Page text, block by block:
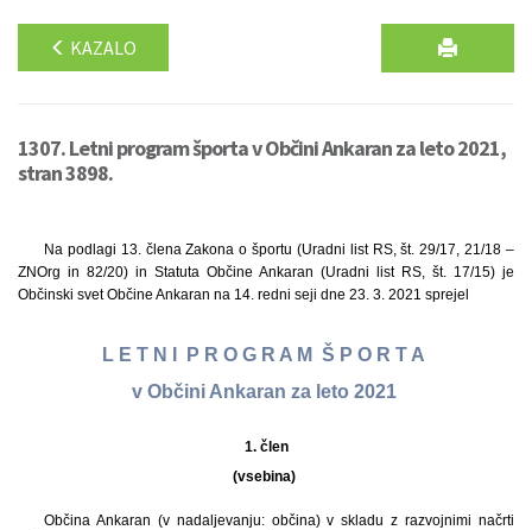
KAZALO
1307. Letni program športa v Občini Ankaran za leto 2021,
stran 3898.
Na podlagi 13. člena Zakona o športu (Uradni list RS, št. 29/17, 21/18 –
ZNOrg in 82/20) in Statuta Občine Ankaran (Uradni list RS, št. 17/15) je
Občinski svet Občine Ankaran na 14. redni seji dne 23. 3. 2021 sprejel
L E T N I P R O G R A M Š P O R T A
v Občini Ankaran za leto 2021
1. člen
(vsebina)
Občina Ankaran (v nadaljevanju: občina) v skladu z razvojnimi načrti